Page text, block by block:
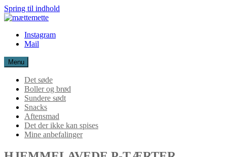
Spring til indhold
mættemetteInstagram
Mail
Menu
Det søde
Boller og brød
Sundere sødt
Snacks
Aftensmad
Det der ikke kan spises
Mine anbefalinger